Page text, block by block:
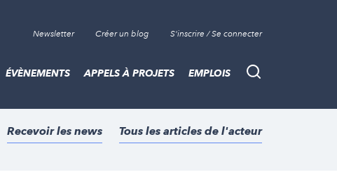
Newsletter Créer un blog S'inscrire / Se connecter
Recherche
ÉVÈNEMENTS APPELS À PROJETS EMPLOIS
Recevoir les news Tous les articles de l'acteur